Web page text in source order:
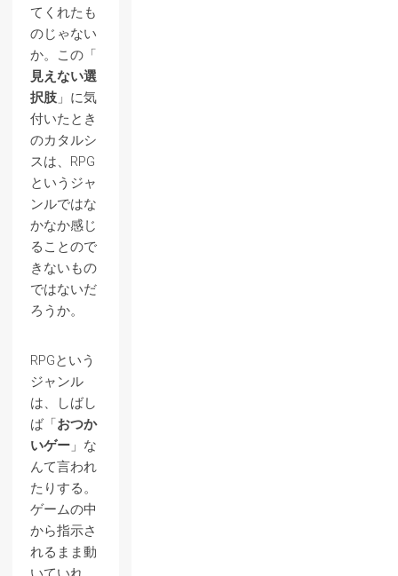
てくれたも
のじゃない
か。この「
見えない選
択肢 」に気
付いたとき
のカタルシ
スは、RPG
というジャ
ンルではな
かなか感じ
ることので
きないもの
ではないだ
ろうか。
RPGという
ジャンル
は、しばし
ば「おつか
いゲー 」な
んて言われ
たりする。
ゲームの中
から指示さ
れるまま動